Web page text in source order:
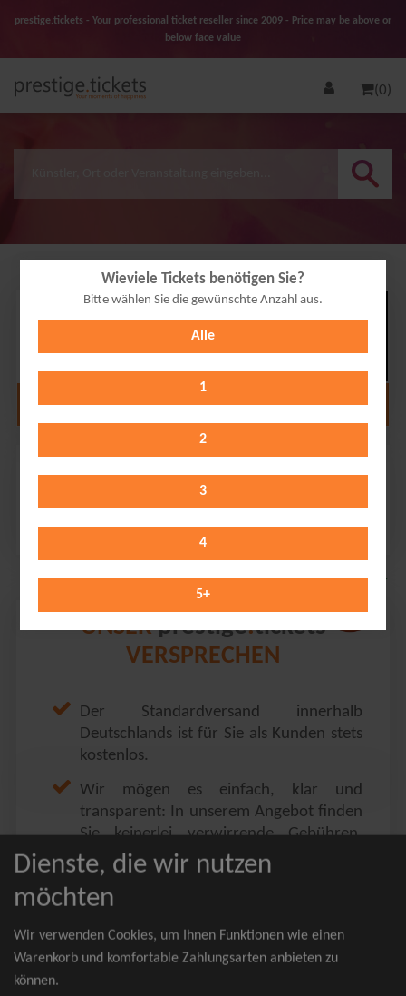
prestige.tickets - Your professional ticket reseller since 2009 - Price may be above or
below face value
(0)
Wieviele Tickets benötigen Sie?
Bitte wählen Sie die gewünschte Anzahl aus.
Alle
1
2
3
4
5+
19
Alle Termine anzeigen
Saturday 19.09.2026
UNSERprestige.tickets
VERSPRECHEN
Der Standardversand innerhalb
Deutschlands ist für Sie als Kunden stets
kostenlos.
Wir mögen es einfach, klar und
transparent: In unserem Angebot finden
Sie keinerlei verwirrende Gebühren,
Zusatzangebote oder ähnliches.
Sie erhalten ausschließlich
zusammenhängende Sitzplätze, welche
nach der Bestplatzbuchung vergeben
werden.
Dienste, die wir nutzen
möchten
Wir verwenden Cookies, um Ihnen Funktionen wie einen
Warenkorb und komfortable Zahlungsarten anbieten zu
können.